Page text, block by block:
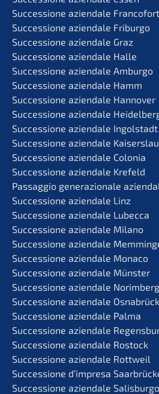
Succes­sio­ne aziend­a­le
Succes­sio­ne aziend­a­le Friburgo
Succes­sio­ne aziend­a­le Graz
Succes­sio­ne aziend­a­le Halle
Succes­sio­ne aziend­a­le Amburgo
Succes­sio­ne aziend­a­le Hamm
Succes­sio­ne aziend­a­le Hannover
Succes­sio­ne aziend­a­le
Succes­sio­ne aziend­a­le Ingolstadt
Succes­sio­ne aziend­a­le
Succes­sio­ne aziend­a­le Colonia
Succes­sio­ne aziend­a­le Krefeld
Passag­gio genera­zio­na­le
Succes­sio­ne aziend­a­le Linz
Succes­sio­ne aziend­a­le Lubecca
Succes­sio­ne aziend­a­le Milano
Succes­sio­ne aziend­a­le
Succes­sio­ne aziend­a­le Monaco
Succes­sio­ne aziend­a­le Münster
Succes­sio­ne aziend­a­le
Succes­sio­ne aziend­a­le Osnabrück
Succes­sio­ne aziend­a­le Palma
Succes­sio­ne aziend­a­le
Succes­sio­ne aziend­a­le Rostock
Succes­sio­ne aziend­a­le Rottweil
Succes­sio­ne d’impre­sa
Succes­sio­ne aziend­a­le Salisburgo